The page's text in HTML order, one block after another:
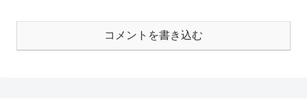
コメントを書き込む